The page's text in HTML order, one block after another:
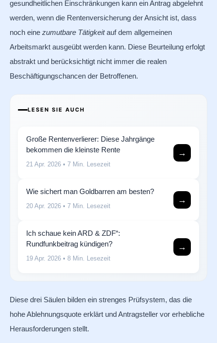
gesundheitlichen Einschränkungen kann ein Antrag abgelehnt
werden, wenn die Rentenversicherung der Ansicht ist, dass
noch eine zumutbare Tätigkeitauf dem allgemeinen
Arbeitsmarkt ausgeübt werden kann. Diese Beurteilung erfolgt
abstrakt und berücksichtigt nicht immer die realen
Beschäftigungschancen der Betroffenen.
LESEN SIE AUCH
Große Rentenverlierer: Diese Jahrgänge
bekommen die kleinste Rente
21 Apr. 2026 • 7 Min. Lesezeit
→
Wie sichert man Goldbarren am besten?
20 Apr. 2026 • 7 Min. Lesezeit
→
Ich schaue kein ARD & ZDF“:
Rundfunkbeitrag kündigen?
19 Apr. 2026 • 8 Min. Lesezeit
→
Diese drei Säulen bilden ein strenges Prüfsystem, das die
hohe Ablehnungsquote erklärt und Antragsteller vor erhebliche
Herausforderungen stellt.